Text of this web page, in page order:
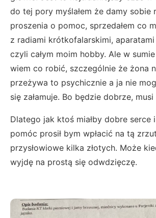
do tej pory myślałem że damy sobie
proszenia o pomoc, sprzedałem co
z radiami krótkofalarskimi,
czyli całym moim hobby. Ale w
wiem co robić, szczególnie że żona
przeżywa to psychicznie a ja nie
się załamuje. Bo będzie dobrze, musi
Dlatego jak ktoś miałby dobre serce
pomóc prosił bym wpłacić na tą
przysłowiowe kilka złotych. Może
wyjdę na prostą się odwdzięczę.